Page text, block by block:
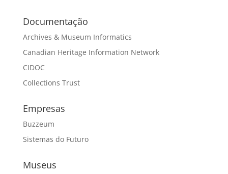
Documentação
Archives & Museum Informatics
Canadian Heritage Information Network
CIDOC
Collections Trust
Empresas
Buzzeum
Sistemas do Futuro
Museus